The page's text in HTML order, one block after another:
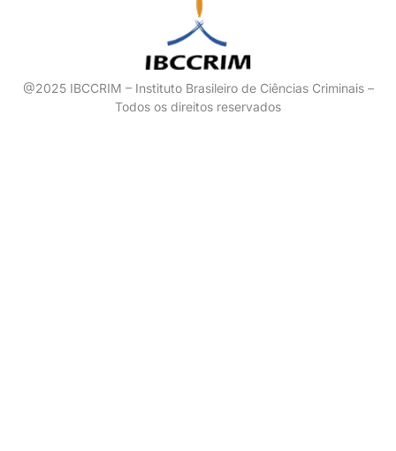
@2025 IBCCRIM – Instituto Brasileiro de Ciências Criminais –
Todos os direitos reservados